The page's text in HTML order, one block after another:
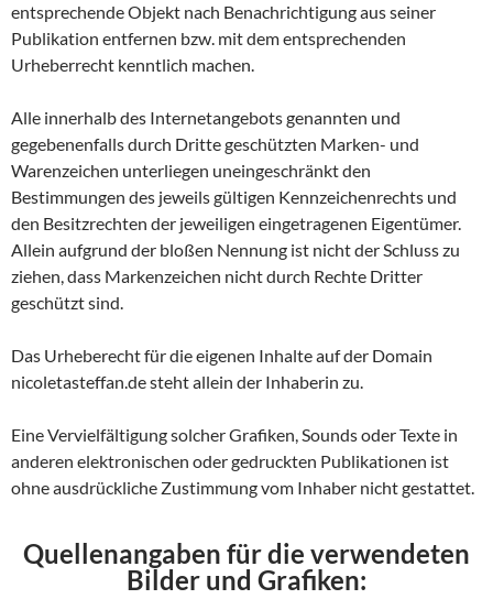
entsprechende Objekt nach Benachrichtigung aus seiner
Publikation entfernen bzw. mit dem entsprechenden
Urheberrecht kenntlich machen.
Alle innerhalb des Internetangebots genannten und
gegebenenfalls durch Dritte geschützten Marken- und
Warenzeichen unterliegen uneingeschränkt den
Bestimmungen des jeweils gültigen Kennzeichenrechts und
den Besitzrechten der jeweiligen eingetragenen Eigentümer.
Allein aufgrund der bloßen Nennung ist nicht der Schluss zu
ziehen, dass Markenzeichen nicht durch Rechte Dritter
geschützt sind.
Das Urheberecht für die eigenen Inhalte auf der Domain
nicoletasteffan.de steht allein der Inhaberin zu.
Eine Vervielfältigung solcher Grafiken, Sounds oder Texte in
anderen elektronischen oder gedruckten Publikationen ist
ohne ausdrückliche Zustimmung vom Inhaber nicht gestattet.
Quellenangaben für die verwendeten
Bilder und Grafiken: